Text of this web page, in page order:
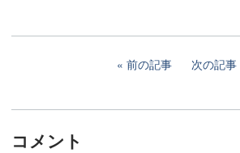
前の記事 次の記事
コメント